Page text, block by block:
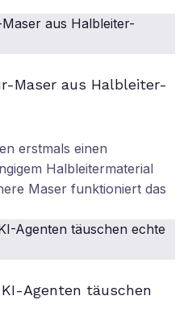
Maser aus Halbleiter-
erstmals einen
Halbleitermaterial
Maser funktioniert das
Agenten täuschen